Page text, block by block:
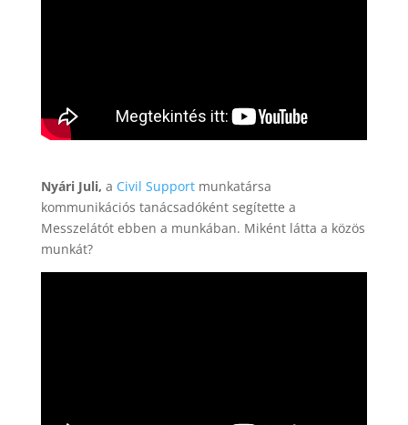
Nyári Juli, a Civil Supportmunkatársa
kommunikációs tanácsadóként segítette a
Messzelátót ebben a munkában. Miként látta a közös
munkát?